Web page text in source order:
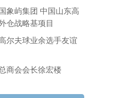
象屿集团 中国山东高
仓战略基项目
尔夫球业余选手友谊
商会会长徐宏楼